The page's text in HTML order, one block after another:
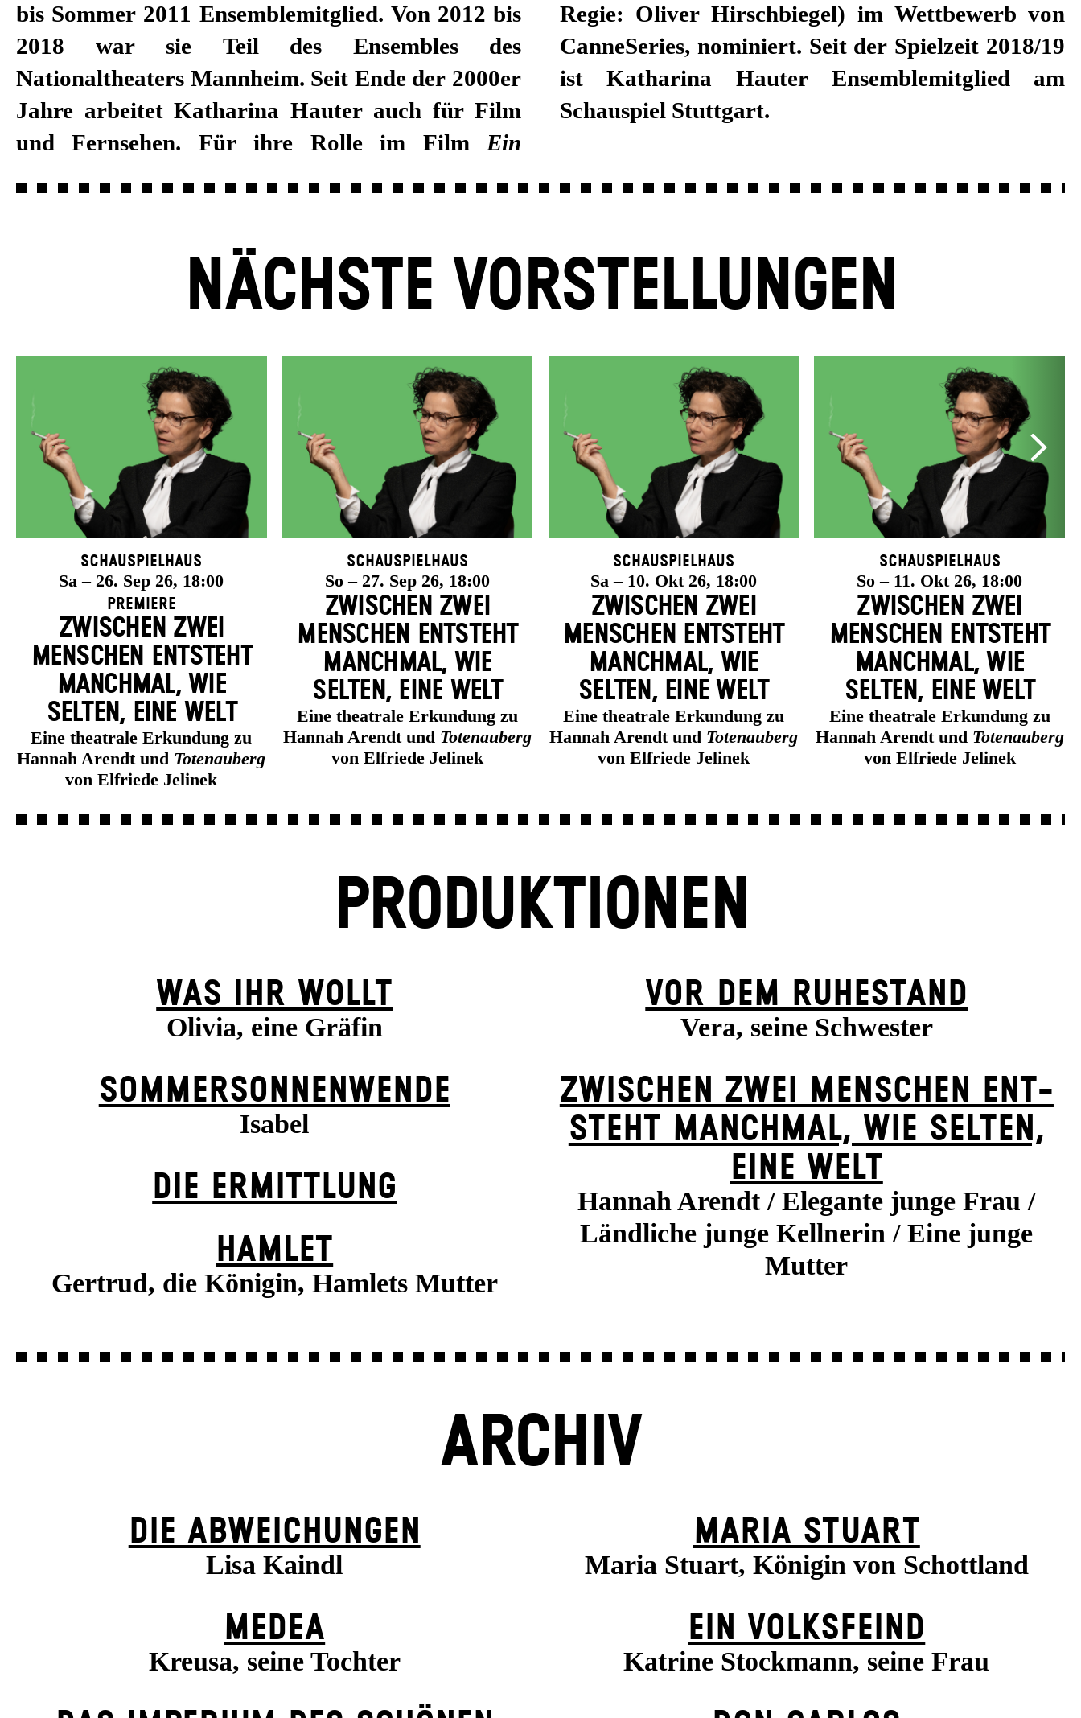
bis Sommer 2011 Ensemblemitglied. Von 2012 bis
2018 war sie Teil des Ensembles des
Nationaltheaters Mannheim. Seit Ende der 2000er
Jahre arbeitet Katharina Hauter auch für Film
und Fernsehen. Für ihre Rolle im Film Ein
Regie: Oliver Hirschbiegel) im Wettbewerb von
CanneSeries, nominiert. Seit der Spielzeit 2018/19
ist Katharina Hauter Ensemblemitglied am
Schauspiel Stuttgart.
NÄCHSTE VORSTELLUNGEN
Schauspielhaus
Sa – 26. Sep 26, 18:00
Premiere
ZWISCHEN ZWEI
MENSCHEN ENT­STEHT
MANCH­MAL, WIE
SELTEN, EINE WELT
Eine theatrale Erkundung zu
Hannah Arendt und Totenauberg
von Elfriede Jelinek
Schauspielhaus
So – 27. Sep 26, 18:00
ZWISCHEN ZWEI
MENSCHEN ENT­STEHT
MANCH­MAL, WIE
SELTEN, EINE WELT
Eine theatrale Erkundung zu
Hannah Arendt und Totenauberg
von Elfriede Jelinek
Schauspielhaus
Sa – 10. Okt 26, 18:00
ZWISCHEN ZWEI
MENSCHEN ENT­STEHT
MANCH­MAL, WIE
SELTEN, EINE WELT
Eine theatrale Erkundung zu
Hannah Arendt und Totenauberg
von Elfriede Jelinek
Schauspielhaus
So – 11. Okt 26, 18:00
ZWISCHEN ZWEI
MENSCHEN ENT­STEHT
MANCH­MAL, WIE
SELTEN, EINE WELT
Eine theatrale Erkundung zu
Hannah Arendt und Totenauberg
von Elfriede Jelinek
PRODUKTIONEN
WAS IHR WOLLT
Olivia, eine Gräfin
SOMMER­SONNEN­WENDE
Isabel
DIE ERMITTLUNG
HAMLET
Gertrud, die Königin, Hamlets Mutter
VOR DEM RUHESTAND
Vera, seine Schwester
ZWISCHEN ZWEI MENSCHEN ENT­
STEHT MANCH­MAL, WIE SELTEN,
EINE WELT
Hannah Arendt / Elegante junge Frau /
Ländliche junge Kellnerin / Eine junge
Mutter
ARCHIV
DIE ABWEICHUNGEN
Lisa Kaindl
MEDEA
Kreusa, seine Tochter
MARIA STUART
Maria Stuart, Königin von Schottland
EIN VOLKS­FEIND
Katrine Stockmann, seine Frau